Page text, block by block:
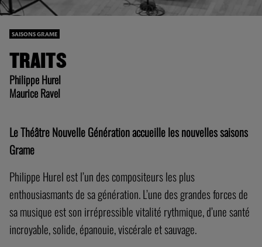
SAISONS GRAME
TRAITS
Philippe Hurel
Maurice Ravel
Le Théâtre Nouvelle Génération accueille les nouvelles saisons
Grame
Philippe Hurel est l’un des compositeurs les plus
enthousiasmants de sa génération. L’une des grandes forces de
sa musique est son irrépressible vitalité rythmique, d’une santé
incroyable, solide, épanouie, viscérale et sauvage.